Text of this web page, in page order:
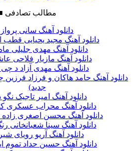
مطالب تصادفی
دانلود آهنگ سانی پرواز
دانلود آهنگ مجید یحیایی
دانلود آهنگ مهدی جلیلی
دانلود آهنگ مازیار فلاحی
دانلود آهنگ مهدی آزاد د چی
دانلود آهنگ حامد هاکان و فرزاد
جدید)
دانلود آهنگ امیر تاجیک نگو
دانلود آهنگ محراب
دانلود آهنگ محسن اصغری زاده
دانلود آهنگ سینا شعبانخانی
دانلود آهنگ آریو رویای
دانلود آهنگ حسین حداد تموم